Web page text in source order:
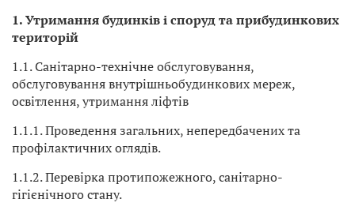
1. Утримання будинків і споруд та прибудинкових
територій
1.1. Санітарно-технічне обслуговування,
обслуговування внутрішньобудинкових мереж,
освітлення, утримання ліфтів
1.1.1. Проведення загальних, непередбачених та
профілактичних оглядів.
1.1.2. Перевірка протипожежного, санітарно-
гігієнічного стану.